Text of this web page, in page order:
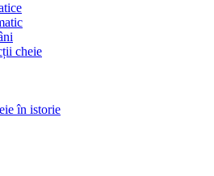
cheie
în istorie